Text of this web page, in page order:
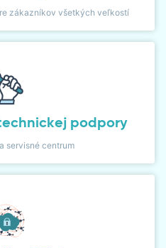
zákazníkov všetkých veľkostí
podpory
servisné centrum